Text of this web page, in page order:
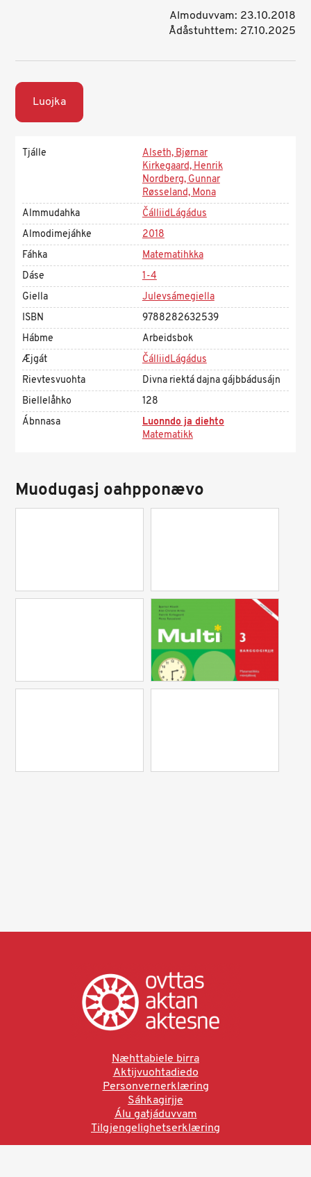
Almoduvvam: 23.10.2018
Ådåstuhttem: 27.10.2025
Luojka
Tjálle
Alseth, Bjørnar
Kirkegaard, Henrik
Nordberg, Gunnar
Røsseland, Mona
Almmudahka
ČálliidLágádus
Almodimejáhke
2018
Fáhka
Matematihkka
Dáse
1-4
Giella
Julevsámegiella
ISBN
9788282632539
Hábme
Arbeidsbok
Æjgát
ČálliidLágádus
Rievtesvuohta
Divna riektá dajna gájbbádusájn
Biellelåhko
128
Ábnnasa
Luonndo ja diehto
Matematikk
Muodugasj oahpponævo
Næhttabiele birra
Aktijvuohtadiedo
Personvernerklæring
Sáhkagirjje
Álu gatjáduvvam
Tilgjengelighetserklæring